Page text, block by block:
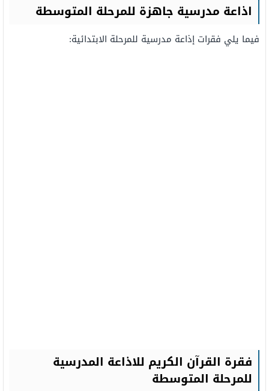
اذاعة مدرسية جاهزة للمرحلة المتوسطة
فيما يلي فقرات إذاعة مدرسية للمرحلة الابتدائية:
فقرة القرآن الكريم للاذاعة المدرسية
للمرحلة المتوسطة